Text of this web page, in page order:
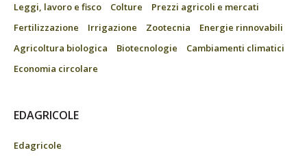
Leggi, lavoro e fisco
Colture
Prezzi agricoli e mercati
Fertilizzazione
Irrigazione Zootecnia
Energie rinnovabili
Agricoltura biologica
Biotecnologie
Cambiamenti climatici
Economia circolare
EDAGRICOLE
Edagricole